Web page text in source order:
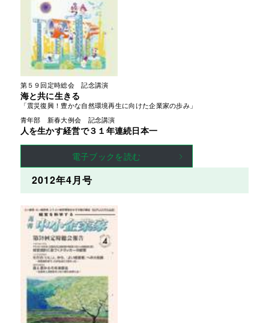
第５９回定時総会　記念講演
海と共に生きる
「震災復興！豊かな自然環境再生に向けた企業家の歩み」
青年部　新春大例会　記念講演
人を生かす経営で３１年連続日本一
電子ブックを読む
2012年4月号